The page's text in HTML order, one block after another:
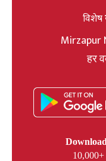
विशेष
Mirzapur
हर
10,000+